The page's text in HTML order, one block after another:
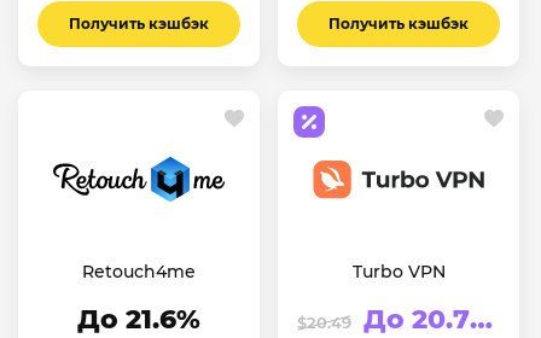
Получить кэшбэк Получить кэшбэк
Retouch4me
До 21.6%
Turbo VPN
$20.49 До 20.76%